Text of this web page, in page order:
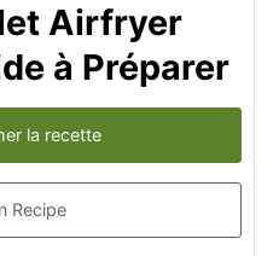
Airfryer
à Préparer
la recette
Recipe